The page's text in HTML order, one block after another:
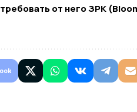
от него ЗРК